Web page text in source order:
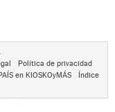
Política de privacidad
en KIOSKOyMÁS
Índice